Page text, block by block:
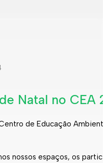
Natal no
de Educação
nossos espaços, os